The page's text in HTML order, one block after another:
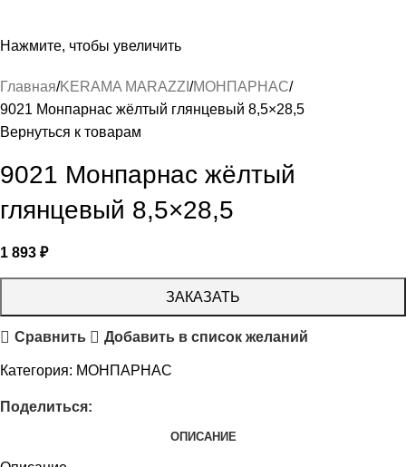
Нажмите, чтобы увеличить
Главная KERAMA MARAZZI МОНПАРНАС
9021 Монпарнас жёлтый глянцевый 8,5×28,5
Вернуться к товарам
9021 Монпарнас жёлтый
глянцевый 8,5×28,5
1 893 ₽
ЗАКАЗАТЬ
Сравнить Добавить в список желаний
Категория: МОНПАРНАС
Поделиться:
ОПИСАНИЕ